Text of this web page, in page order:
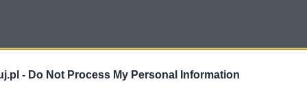
- Do Not Process My Personal Information
czarnym charakterem, której jedynym celem jest
Jest z gruntu zła, nie liczy się z życiem innych